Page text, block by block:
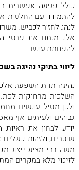
כולל פגיעה אפשרית
להתמודד עם החלטות
לנהג לחזור לכביש.
אלו, מנתח את פרטי
להפחתת עונש.
ליווי בתיקי נהיגה
נהיגה תחת השפעת
השלכות מרחיקות לכת.
ולכן מטיל עונשים
גבוהים ולעיתים אף
יודע לבחון את ראיות
שוטרים, ולזהות
משה רבי מציע ייצוג
לזיכוי מלא במקרים